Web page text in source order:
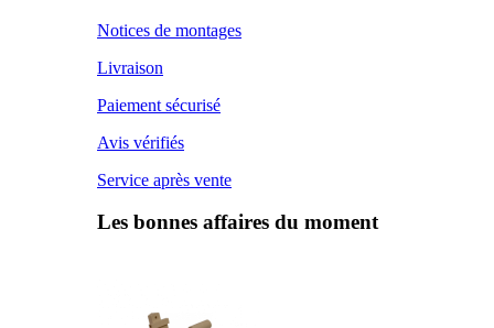
Notices de montages
Livraison
Paiement sécurisé
Avis vérifiés
Service après vente
Les bonnes affaires du moment